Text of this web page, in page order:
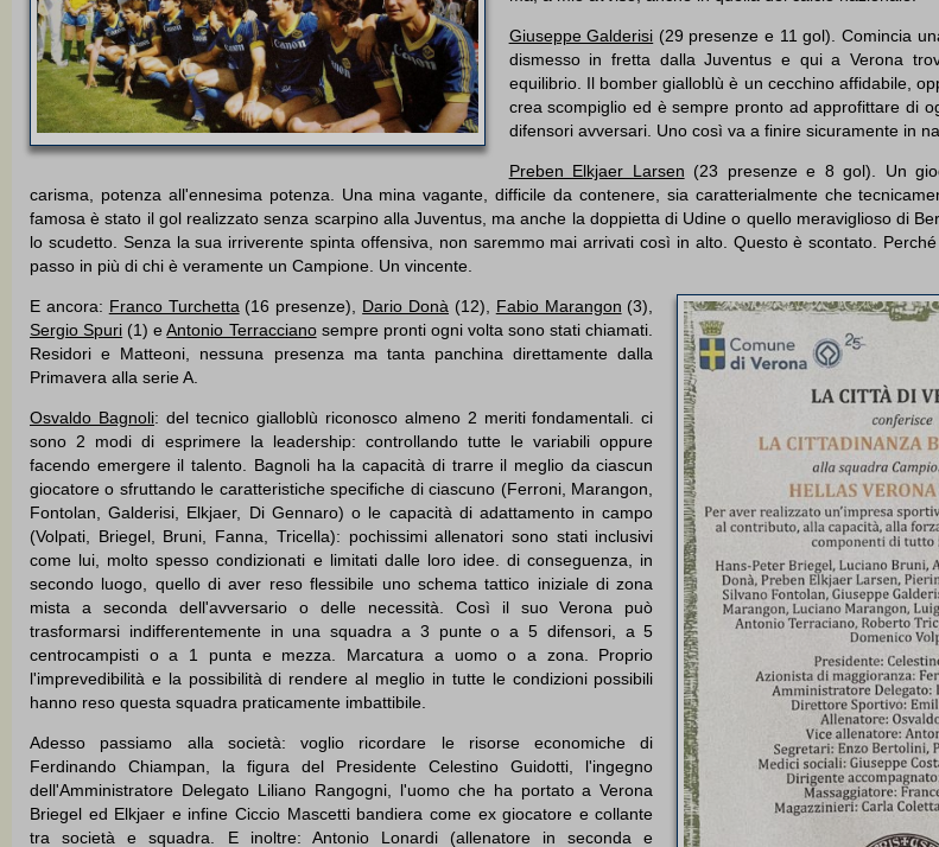
Giuseppe Galderisi (29 presenze e 11 gol). Comincia
dismesso in fretta dalla Juventus e qui a Verona
equilibrio. Il bomber gialloblù è un cecchino affidabile,
crea scompiglio ed è sempre pronto ad approfittare di
difensori avversari. Uno così va a finire sicuramente in
Preben Elkjaer Larsen (23 presenze e 8 gol). Un
carisma, potenza all'ennesima potenza. Una mina vagante, difficile da contenere, sia caratterialmente che
famosa è stato il gol realizzato senza scarpino alla Juventus, ma anche la doppietta di Udine o quello meraviglioso di
lo scudetto. Senza la sua irriverente spinta offensiva, non saremmo mai arrivati così in alto. Questo è scontato.
passo in più di chi è veramente un Campione. Un vincente.
E ancora: Franco Turchetta (16 presenze), Dario Donà (12), Fabio Marangon (3),
Sergio Spuri (1) eAntonio Terraccianosempre pronti ogni volta sono stati chiamati.
Residori e Matteoni, nessuna presenza ma tanta panchina direttamente dalla
Primavera alla serie A.
Osvaldo Bagnoli: del tecnico gialloblù riconosco almeno 2 meriti fondamentali. ci
sono 2 modi di esprimere la leadership: controllando tutte le variabili oppure
facendo emergere il talento. Bagnoli ha la capacità di trarre il meglio da ciascun
giocatore o sfruttando le caratteristiche specifiche di ciascuno (Ferroni, Marangon,
Fontolan, Galderisi, Elkjaer, Di Gennaro) o le capacità di adattamento in campo
(Volpati, Briegel, Bruni, Fanna, Tricella): pochissimi allenatori sono stati inclusivi
come lui, molto spesso condizionati e limitati dalle loro idee. di conseguenza, in
secondo luogo, quello di aver reso flessibile uno schema tattico iniziale di zona
mista a seconda dell'avversario o delle necessità. Così il suo Verona può
trasformarsi indifferentemente in una squadra a 3 punte o a 5 difensori, a 5
centrocampisti o a 1 punta e mezza. Marcatura a uomo o a zona. Proprio
l'imprevedibilità e la possibilità di rendere al meglio in tutte le condizioni possibili
hanno reso questa squadra praticamente imbattibile.
Adesso passiamo alla società: voglio ricordare le risorse economiche di
Ferdinando Chiampan, la figura del Presidente Celestino Guidotti, l'ingegno
dell'Amministratore Delegato Liliano Rangogni, l'uomo che ha portato a Verona
Briegel ed Elkjaer e infine Ciccio Mascetti bandiera come ex giocatore e collante
tra società e squadra. E inoltre: Antonio Lonardi (allenatore in seconda e